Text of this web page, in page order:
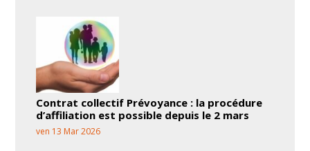
Contrat collectif Prévoyance : la procédure
d’affiliation est possible depuis le 2 mars
ven 13 Mar 2026